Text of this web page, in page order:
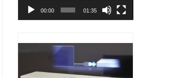
00:00 01:35